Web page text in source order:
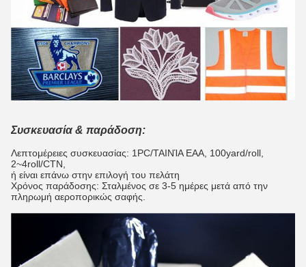
Συσκευασία & παράδοση:
Λεπτομέρειες συσκευασίας: 1PC/ΤΑΙΝΊΑ EAA, 100yard/roll,
2~4roll/CTN,
ή είναι επάνω στην επιλογή του πελάτη
Χρόνος παράδοσης: Σταλμένος σε 3-5 ημέρες μετά από την
πληρωμή αεροπορικώς σαφής.